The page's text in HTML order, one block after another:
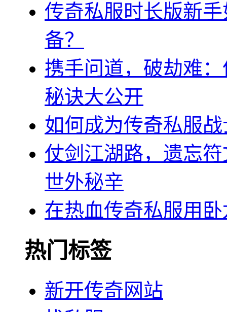
传奇私服时长版新
备？
携手问道，破劫难
秘诀大公开
如何成为传奇私服
仗剑江湖路，遗忘
世外秘辛
在热血传奇私服用
热门标签
新开传奇网站